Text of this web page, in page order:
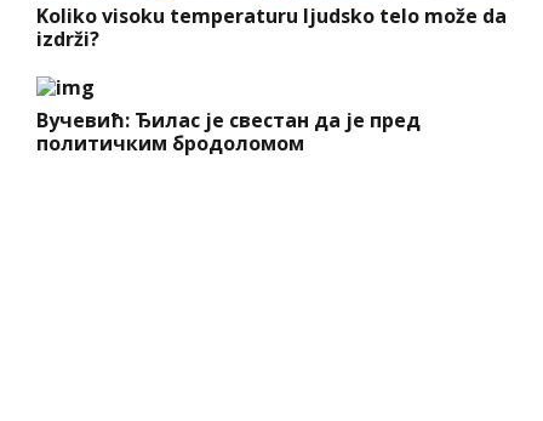
Koliko visoku temperaturu ljudsko telo može da
izdrži?
Вучевић: Ђилас је свестан да је пред
политичким бродоломом